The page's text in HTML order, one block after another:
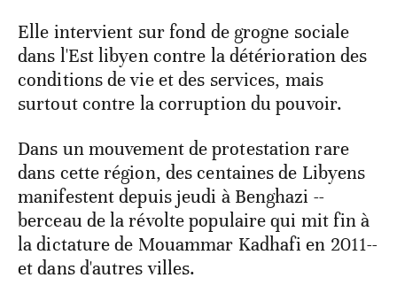
Elle intervient sur fond de grogne sociale
dans l'Est libyen contre la détérioration des
conditions de vie et des services, mais
surtout contre la corruption du pouvoir.
Dans un mouvement de protestation rare
dans cette région, des centaines de Libyens
manifestent depuis jeudi à Benghazi --
berceau de la révolte populaire qui mit fin à
la dictature de Mouammar Kadhafi en 2011--
et dans d'autres villes.